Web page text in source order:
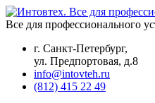
Все для профессионального
г. Санкт-Петербург,
ул. Предпортовая, д.8
info@intovteh.ru
(812) 415 22 49